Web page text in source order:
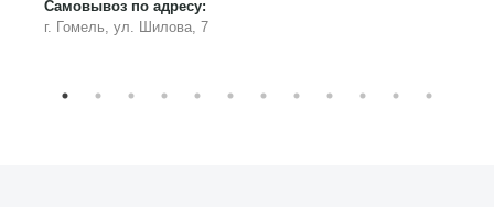
Самовывоз по адресу:
г. Гомель, ул. Шилова, 7